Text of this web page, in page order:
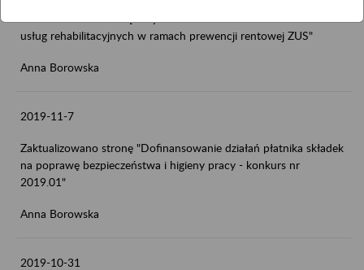
usług rehabilitacyjnych w ramach prewencji rentowej ZUS"
Anna Borowska
2019-11-7
Zaktualizowano stronę "Dofinansowanie działań płatnika składek
na poprawę bezpieczeństwa i higieny pracy - konkurs nr
2019.01"
Anna Borowska
2019-10-31